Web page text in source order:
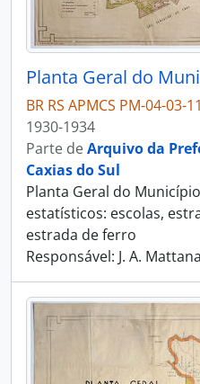
BR RS APMCS PM-04-03-
1930-1934
Parte deArquivo da
Caxias do Sul
Planta Geral do
estatísticos: escolas,
estrada de ferro
Responsável: J. A.